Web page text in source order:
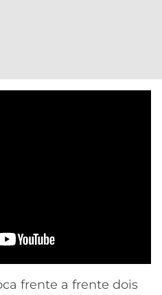
frente a frente dois